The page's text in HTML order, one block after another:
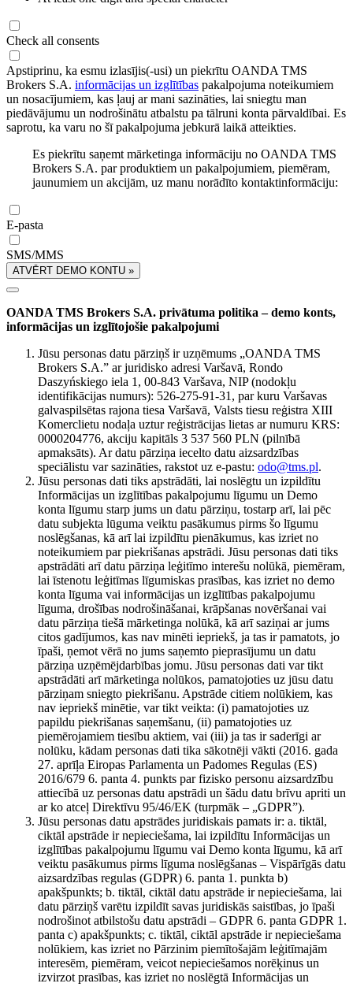
Check all consents
Apstiprinu, ka esmu izlasījis(-usi) un piekrītu OANDA TMS
Brokers S.A. informācijas un izglītības pakalpojuma noteikumiem
un nosacījumiem, kas ļauj ar mani sazināties, lai sniegtu man
piedāvājumu un nodrošinātu atbalstu pa tālruni konta pārvaldībai. Es
saprotu, ka varu no šī pakalpojuma jebkurā laikā atteikties.
Es piekrītu saņemt mārketinga informāciju no OANDA TMS
Brokers S.A. par produktiem un pakalpojumiem, piemēram,
jaunumiem un akcijām, uz manu norādīto kontaktinformāciju:
E-pasta
SMS/MMS
ATVĒRT DEMO KONTU »
OANDA TMS Brokers S.A. privātuma politika – demo konts,
informācijas un izglītojošie pakalpojumi
Jūsu personas datu pārziņš ir uzņēmums „OANDA TMS
Brokers S.A.” ar juridisko adresi Varšavā, Rondo
Daszyńskiego iela 1, 00-843 Varšava, NIP (nodokļu
identifikācijas numurs): 526-275-91-31, par kuru Varšavas
galvaspilsētas rajona tiesa Varšavā, Valsts tiesu reģistra XIII
Komerclietu nodaļa uztur reģistrācijas lietas ar numuru KRS:
0000204776, akciju kapitāls 3 537 560 PLN (pilnībā
apmaksāts). Ar datu pārziņa iecelto datu aizsardzības
speciālistu var sazināties, rakstot uz e-pastu: odo@tms.pl.
Jūsu personas dati tiks apstrādāti, lai noslēgtu un izpildītu
Informācijas un izglītības pakalpojumu līgumu un Demo
konta līgumu starp jums un datu pārziņu, tostarp arī, lai pēc
datu subjekta lūguma veiktu pasākumus pirms šo līgumu
noslēgšanas, kā arī lai izpildītu pienākumus, kas izriet no
noteikumiem par piekrišanas apstrādi. Jūsu personas dati tiks
apstrādāti arī datu pārziņa leģitīmo interešu nolūkā, piemēram,
lai īstenotu leģitīmas līgumiskas prasības, kas izriet no demo
konta līguma vai informācijas un izglītības pakalpojumu
līguma, drošības nodrošināšanai, krāpšanas novēršanai vai
datu pārziņa tiešā mārketinga nolūkā, kā arī saziņai ar jums
citos gadījumos, kas nav minēti iepriekš, ja tas ir pamatots, jo
īpaši, ņemot vērā no jums saņemto pieprasījumu un datu
pārziņa uzņēmējdarbības jomu. Jūsu personas dati var tikt
apstrādāti arī mārketinga nolūkos, pamatojoties uz jūsu datu
pārziņam sniegto piekrišanu. Apstrāde citiem nolūkiem, kas
nav iepriekš minētie, var tikt veikta: (i) pamatojoties uz
papildu piekrišanas saņemšanu, (ii) pamatojoties uz
piemērojamiem tiesību aktiem, vai (iii) ja tas ir saderīgi ar
nolūku, kādam personas dati tika sākotnēji vākti (2016. gada
27. aprīļa Eiropas Parlamenta un Padomes Regulas (ES)
2016/679 6. panta 4. punkts par fizisko personu aizsardzību
attiecībā uz personas datu apstrādi un šādu datu brīvu apriti un
ar ko atceļ Direktīvu 95/46/EK (turpmāk – „GDPR”).
Jūsu personas datu apstrādes juridiskais pamats ir: a. tiktāl,
ciktāl apstrāde ir nepieciešama, lai izpildītu Informācijas un
izglītības pakalpojumu līgumu vai Demo konta līgumu, kā arī
veiktu pasākumus pirms līguma noslēgšanas – Vispārīgās datu
aizsardzības regulas (GDPR) 6. panta 1. punkta b)
apakšpunkts; b. tiktāl, ciktāl datu apstrāde ir nepieciešama, lai
datu pārziņš varētu izpildīt savas juridiskās saistības, jo īpaši
nodrošinot atbilstošu datu apstrādi – GDPR 6. panta GDPR 1.
panta c) apakšpunkts; c. tiktāl, ciktāl apstrāde ir nepieciešama
nolūkiem, kas izriet no Pārzinim piemītošajām leģitīmajām
interesēm, piemēram, veicot nepieciešamos norēķinus un
izvirzot prasības, kas izriet no noslēgtā Informācijas un